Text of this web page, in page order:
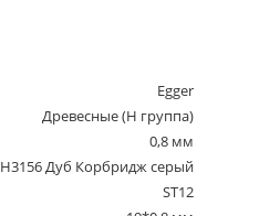
Egger
Древесные (Н группа)
0,8 мм
H3156 Дуб Корбридж серый
ST12